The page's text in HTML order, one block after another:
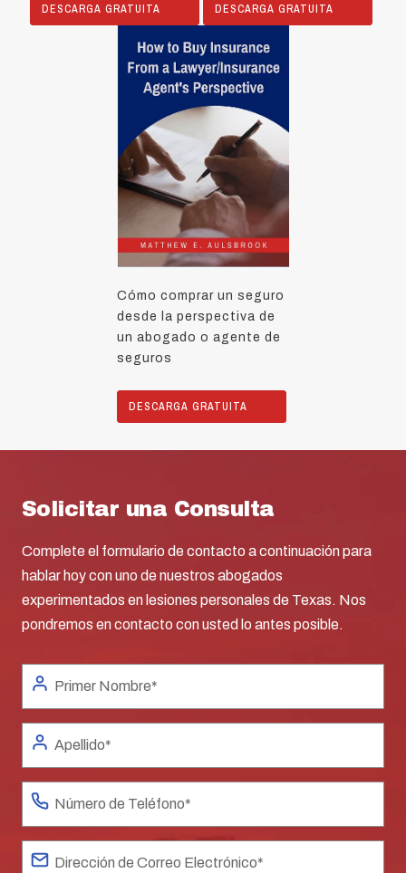
DESCARGA GRATUITA DESCARGA GRATUITA
Cómo comprar un seguro
desde la perspectiva de
un abogado o agente de
seguros
DESCARGA GRATUITA
Solicitar una Consulta
Complete el formulario de contacto a continuación para
hablar hoy con uno de nuestros abogados
experimentados en lesiones personales de Texas. Nos
pondremos en contacto con usted lo antes posible.